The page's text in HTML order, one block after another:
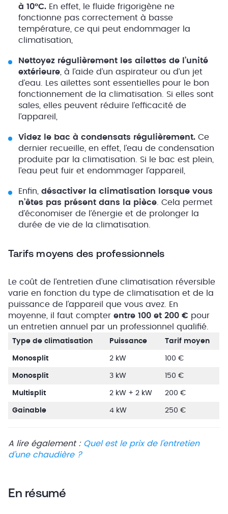
à 10°C. En effet, le fluide frigorigène ne
fonctionne pas correctement à basse
température, ce qui peut endommager la
climatisation,
Nettoyez régulièrement les ailettes de l’unité
extérieure , à l’aide d’un aspirateur ou d’un jet
d’eau. Les ailettes sont essentielles pour le bon
fonctionnement de la climatisation. Si elles sont
sales, elles peuvent réduire l’efficacité de
l’appareil,
Videz le bac à condensats régulièrement. Ce
dernier recueille, en effet, l’eau de condensation
produite par la climatisation. Si le bac est plein,
l’eau peut fuir et endommager l’appareil,
Enfin, désactiver la climatisation lorsque vous
n’êtes pas présent dans la pièce . Cela permet
d’économiser de l’énergie et de prolonger la
durée de vie de la climatisation.
Tarifs moyens des professionnels
Le coût de l’entretien d’une climatisation réversible
varie en fonction du type de climatisation et de la
puissance de l’appareil que vous avez. En
moyenne, il faut compter entre 100 et 200 € pour
un entretien annuel par un professionnel qualifié.
Type de climatisation Puissance Tarif moyen
Monosplit 2 kW 100 €
Monosplit 3 kW 150 €
Multisplit 2 kW + 2 kW 200 €
Gainable 4 kW 250 €
A lire également : Quel est le prix de l’entretien
d’une chaudière ?
En résumé